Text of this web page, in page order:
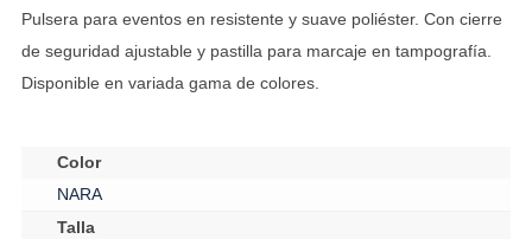
Pulsera para eventos en resistente y suave poliéster. Con cierre
de seguridad ajustable y pastilla para marcaje en tampografía.
Disponible en variada gama de colores.
Color
NARA
Talla